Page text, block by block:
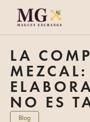
LA
NO ES
Blog